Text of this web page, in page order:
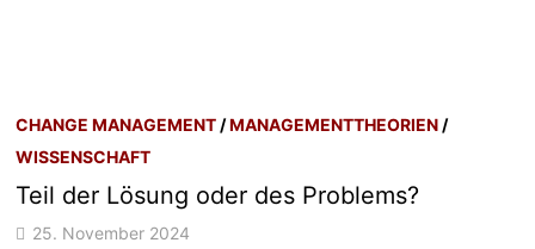
CHANGE MANAGEMENT /MANAGEMENTTHEORIEN /
WISSENSCHAFT
Teil der Lösung oder des Problems?
25. November 2024